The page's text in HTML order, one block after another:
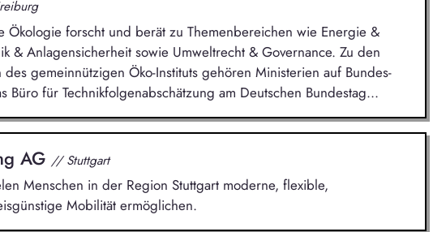
Ökologie forscht und berät zu Themenbereichen wie Energie &
& Anlagensicherheit sowie Umweltrecht & Governance. Zu den
gemeinnützigen Öko-Instituts gehören Ministerien auf Bundes-
Büro für Technikfolgenabschätzung am Deutschen Bundestag...
AG // Stuttgart
Menschen in der Region Stuttgart moderne, flexible,
Mobilität ermöglichen.